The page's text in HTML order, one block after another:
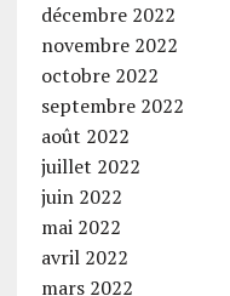
décembre 2022
novembre 2022
octobre 2022
septembre 2022
août 2022
juillet 2022
juin 2022
mai 2022
avril 2022
mars 2022